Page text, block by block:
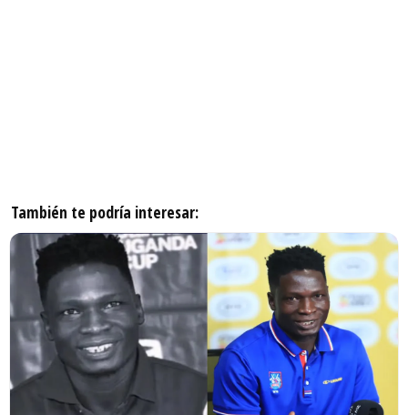
También te podría interesar: